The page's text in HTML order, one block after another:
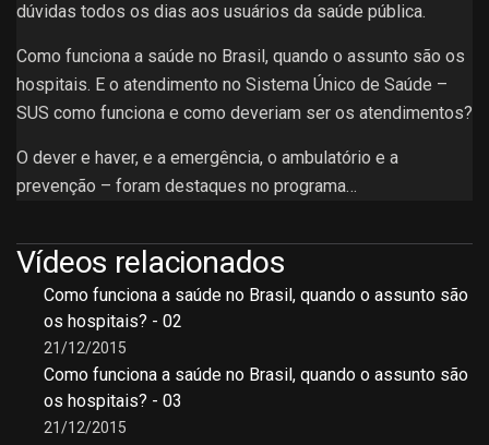
dúvidas todos os dias aos usuários da saúde pública.
Como funciona a saúde no Brasil, quando o assunto são os
hospitais. E o atendimento no Sistema Único de Saúde –
SUS como funciona e como deveriam ser os atendimentos?
O dever e haver, e a emergência, o ambulatório e a
prevenção – foram destaques no programa…
Vídeos relacionados
Como funciona a saúde no Brasil, quando o assunto são
os hospitais? - 02
21/12/2015
Como funciona a saúde no Brasil, quando o assunto são
os hospitais? - 03
21/12/2015